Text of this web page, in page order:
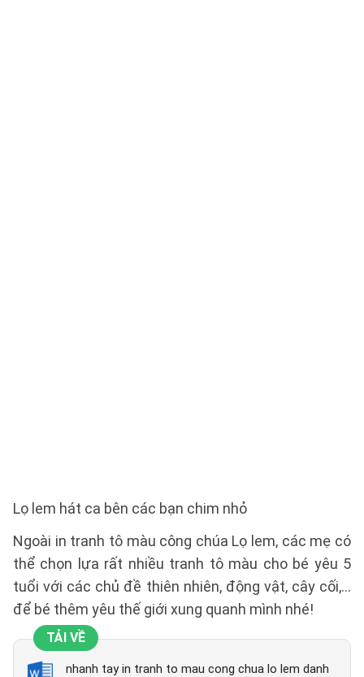
Lọ lem hát ca bên các bạn chim nhỏ
Ngoài in tranh tô màu công chúa Lọ lem, các mẹ có
thể chọn lựa rất nhiều tranh tô màu cho bé yêu 5
tuổi với các chủ đề thiên nhiên, động vật, cây cối,...
để bé thêm yêu thế giới xung quanh mình nhé!
TẢI VỀ
nhanh tay in tranh to mau cong chua lo lem danh